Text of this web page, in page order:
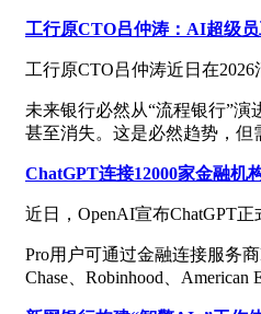
工行原CTO吕仲涛：AI超级
工行原CTO吕仲涛近日在
未来银行必然从“流程银行”
甚至消失。这是必然趋势，但
ChatGPT连接12000家金融机
近日，OpenAI宣布ChatGPT
Pro用户可通过金融连接服务
Chase、Robinhood、American